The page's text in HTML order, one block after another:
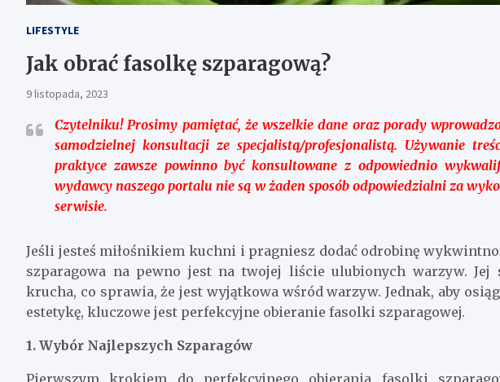
LIFESTYLE
Jak obrać fasolkę szparagową?
9 listopada, 2023
Czytelniku!Prosimy pamiętać, że wszelkie dane oraz porady
samodzielnej konsultacji ze specjalistą/profesjonalistą. Używanie
praktyce zawsze powinno być konsultowane z odpowiednio
wydawcy naszego portalu nie są w żaden sposób odpowiedzialni za
serwisie.
Jeśli jesteś miłośnikiem kuchni i pragniesz dodać odrobinę
szparagowa na pewno jest na twojej liście ulubionych warzyw.
krucha, co sprawia, że jest wyjątkowa wśród warzyw. Jednak, aby
estetykę, kluczowe jest perfekcyjne obieranie fasolki szparagowej.
1. Wybór Najlepszych Szparagów
Pierwszym krokiem do perfekcyjnego obierania fasolki